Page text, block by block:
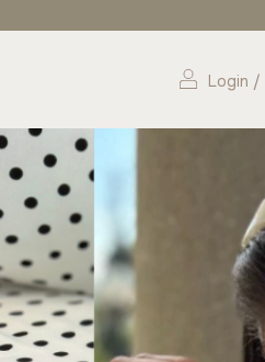
Login /